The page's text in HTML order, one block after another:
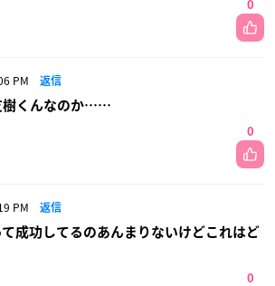
0
PM 返信
樹くんなのか……
0
PM 返信
成功してるのあんまりないけどこれはど
0